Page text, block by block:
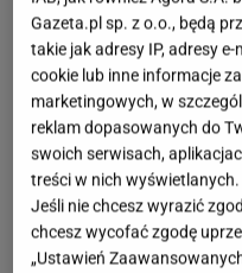
Gazeta.pl sp. z o.o., będą
takie jak adresy IP, adresy
cookie lub inne informacje
marketingowych, w
reklam dopasowanych do
swoich serwisach,
treści w nich
Jeśli nie chcesz wyrazić
chcesz wycofać zgodę
„Ustawień